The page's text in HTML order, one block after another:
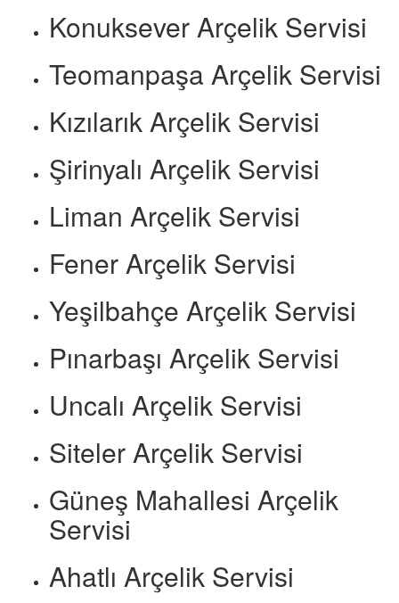
Konuksever Arçelik Servisi
Teomanpaşa Arçelik Servisi
Kızılarık Arçelik Servisi
Şirinyalı Arçelik Servisi
Liman Arçelik Servisi
Fener Arçelik Servisi
Yeşilbahçe Arçelik Servisi
Pınarbaşı Arçelik Servisi
Uncalı Arçelik Servisi
Siteler Arçelik Servisi
Güneş Mahallesi Arçelik
Servisi
Ahatlı Arçelik Servisi